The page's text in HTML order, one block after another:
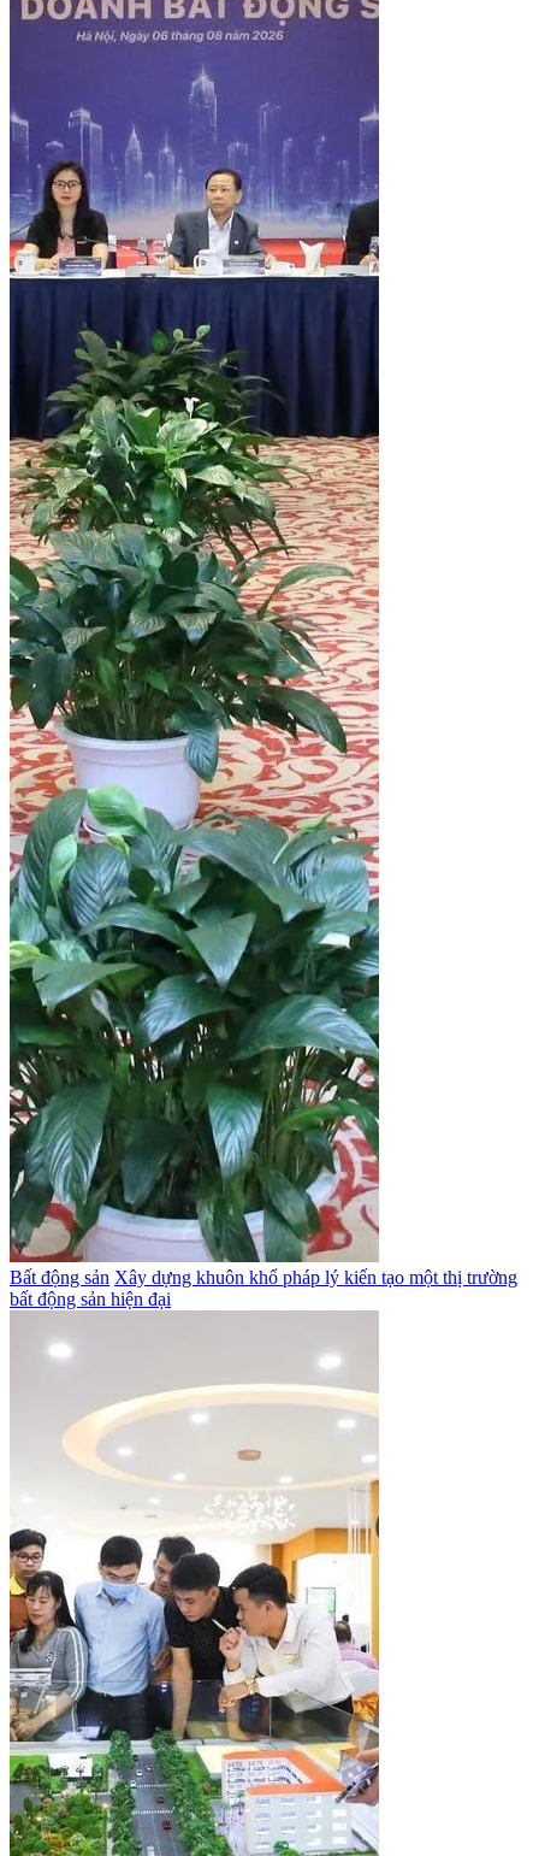
Bất động sản Xây dựng khuôn khổ pháp lý kiến tạo một thị trường
bất động sản hiện đại